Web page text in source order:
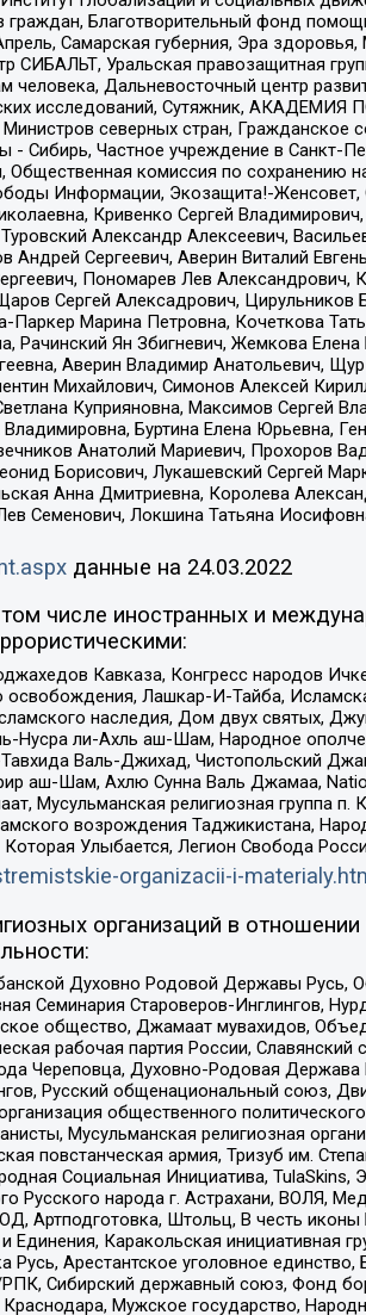
Благотворительный фонд
Самарская губерния, Эра
СИБАЛЬТ, Уральская правозащитная
человека, Дальневосточный центр
исследований, Сутяжник,
северных стран,
Сибирь, Частное учреждение в Санкт-
комиссия по сохранению
Информации, Экозащита!-
Кривенко Сергей
Александр Алексеевич,
Андрей Сергеевич, Аверин Виталий
Пономарев Лев Александрович,
Сергей Алексадрович,
Марина Петровна, Кочеткова
Рачинский Ян Збигневич, Жемкова
Аверин Владимир Анатольевич,
Михайлович, Симонов Алексей
Куприяновна, Максимов Сергей
Буртина Елена Юрьевна,
Анатолий Мариевич, Прохоров
Борисович, Лукашевский Сергей
Анна Дмитриевна, Королева
Семенович, Локшина Татьяна
данные на 24.03.2022
числе иностранных и
Кавказа, Конгресс народов
освобождения, Лашкар-И-Тайба,
наследия, Дом двух святых,
Нусра ли-Ахль аш-Шам, Народное
Валь-Джихад, Чистопольский
аш-Шам, Ахлю Сунна Валь Джамаа,
Мусульманская религиозная группа
возрождения Таджикистана,
Улыбается, Легион Свобода
organizacii-i-
организаций в
Духовно Родовой Державы Русь,
Семинария Староверов-Инглингов,
общество, Джамаат мувахидов,
рабочая партия России,
Череповца, Духовно-Родовая
Русский общенациональный союз,
общественного
Мусульманская религиозная
повстанческая армия, Тризуб им.
Социальная Инициатива,
Русского народа г. Астрахани, ВОЛЯ,
Артподготовка, Штольц, В честь
Каракольская инициативная
Русь, Арестантское уголовное
РПК, Сибирский державный союз, Фонд
Мужское государство,